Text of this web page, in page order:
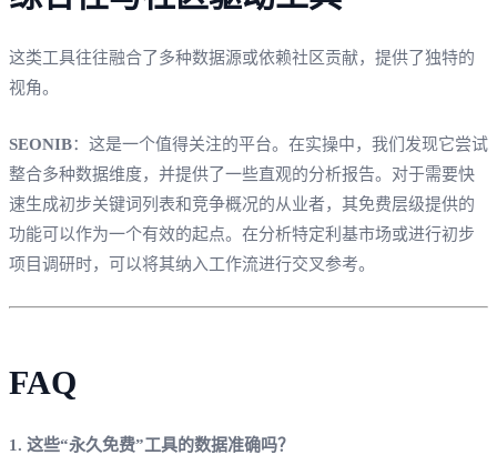
这类工具往往融合了多种数据源或依赖社区贡献，提供了独特的
视角。
SEONIB：这是一个值得关注的平台。在实操中，我们发现它尝试
整合多种数据维度，并提供了一些直观的分析报告。对于需要快
速生成初步关键词列表和竞争概况的从业者，其免费层级提供的
功能可以作为一个有效的起点。在分析特定利基市场或进行初步
项目调研时，可以将其纳入工作流进行交叉参考。
FAQ
1. 这些“永久免费”工具的数据准确吗？